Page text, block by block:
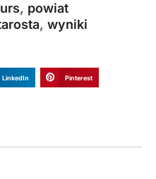
, powiat
, wyniki
LinkedIn Pinterest